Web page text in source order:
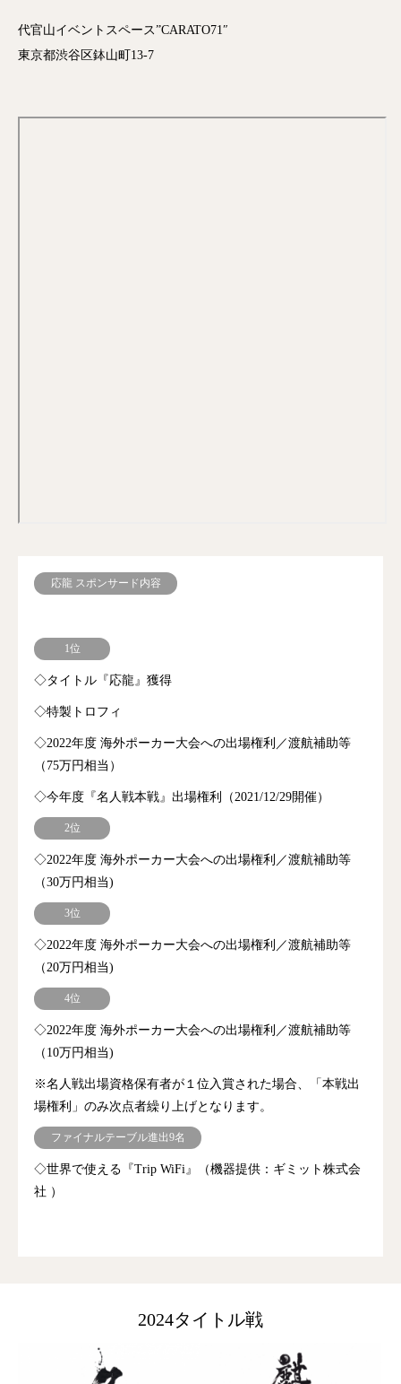
代官山イベントスペース”CARATO71″
東京都渋谷区鉢山町13-7
応龍 スポンサード内容
1位
◇タイトル『応龍』獲得
◇特製トロフィ
◇2022年度 海外ポーカー大会への出場権利／渡航補助等
（75万円相当）
◇今年度『名人戦本戦』出場権利（2021/12/29開催）
2位
◇2022年度 海外ポーカー大会への出場権利／渡航補助等
（30万円相当)
3位
◇2022年度 海外ポーカー大会への出場権利／渡航補助等
（20万円相当)
4位
◇2022年度 海外ポーカー大会への出場権利／渡航補助等
（10万円相当)
※名人戦出場資格保有者が１位入賞された場合、「本戦出
場権利」のみ次点者繰り上げとなります。
ファイナルテーブル進出9名
◇世界で使える『Trip WiFi』（機器提供：ギミット株式会
社 ）
2024タイトル戦